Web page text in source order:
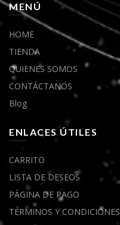
MENÚ
HOME
TIENDA
QUIENES SOMOS
CONTÁCTANOS
Blog
ENLACES ÚTILES
CARRITO
LISTA DE DESEOS
PÁGINA DE PAGO
TÉRMINOS Y CONDICIONES